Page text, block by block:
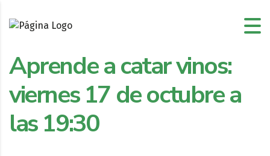
Aprende a catar vinos:
viernes 17 de octubre a
las 19:30